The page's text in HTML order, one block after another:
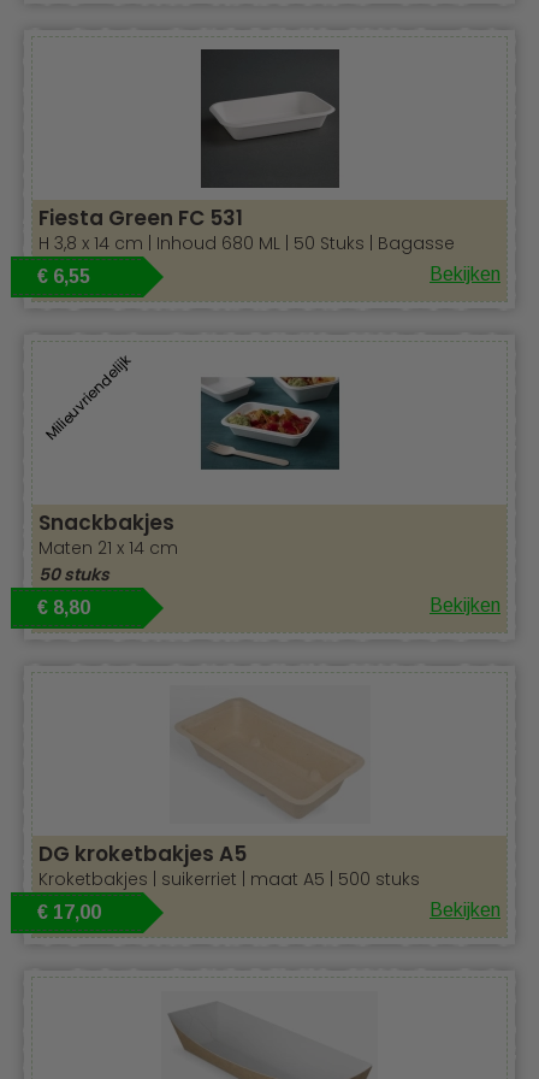
Fiesta Green FC 531
H 3,8 x 14 cm | Inhoud 680 ML | 50 Stuks | Bagasse
€ 6,55 Bekijken
Milieuvriendelijk
Snackbakjes
Maten 21 x 14 cm
50 stuks
€ 8,80 Bekijken
DG kroketbakjes A5
Kroketbakjes | suikerriet | maat A5 | 500 stuks
€ 17,00 Bekijken